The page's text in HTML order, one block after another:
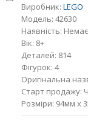
Виробник: LEGO
Модель: 42630
Наявність:
Вік: 8+
Деталей: 814
Фігурок: 4
Оригінальна
Старт продажу:
Розміри: 94мм x